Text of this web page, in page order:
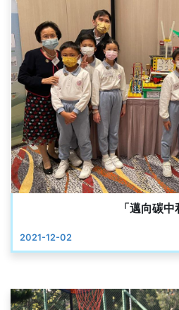
「邁向碳中
2021-12-02